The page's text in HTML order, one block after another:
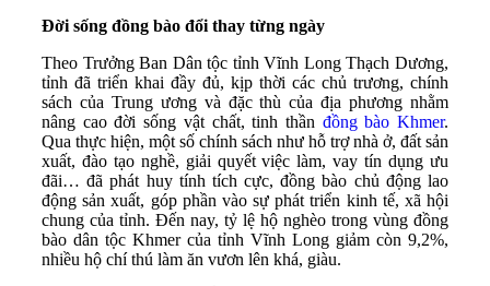
Đời sống đồng bào đổi thay từng ngày
Theo Trưởng Ban Dân tộc tỉnh Vĩnh Long Thạch Dương,
tỉnh đã triển khai đầy đủ, kịp thời các chủ trương, chính
sách của Trung ương và đặc thù của địa phương nhằm
nâng cao đời sống vật chất, tinh thần đồng bào Khmer.
Qua thực hiện, một số chính sách như hỗ trợ nhà ở, đất sản
xuất, đào tạo nghề, giải quyết việc làm, vay tín dụng ưu
đãi… đã phát huy tính tích cực, đồng bào chủ động lao
động sản xuất, góp phần vào sự phát triển kinh tế, xã hội
chung của tỉnh. Đến nay, tỷ lệ hộ nghèo trong vùng đồng
bào dân tộc Khmer của tỉnh Vĩnh Long giảm còn 9,2%,
nhiều hộ chí thú làm ăn vươn lên khá, giàu.